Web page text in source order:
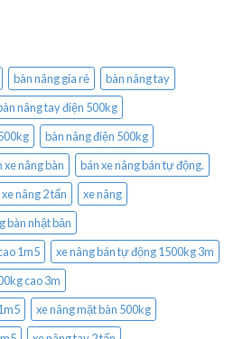
bàn nâng gía rẻ
bàn nâng tay
nâng tay điện 500kg
bàn nâng điện 500kg
xe nâng bàn
bán xe nâng bán tự động.
nâng 2 tấn
xe nâng
bàn nhật bản
1m5
xe nâng bán tự động 1500kg 3m
cao 3m
xe nâng mặt bàn 500kg